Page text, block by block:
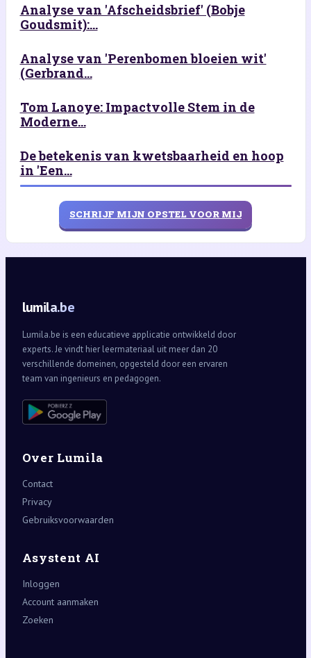
Analyse van 'Afscheidsbrief' (Bobje
Goudsmit):...
Analyse van 'Perenbomen bloeien wit'
(Gerbrand...
Tom Lanoye: Impactvolle Stem in de
Moderne...
De betekenis van kwetsbaarheid en hoop
in 'Een...
SCHRIJF MIJN OPSTEL VOOR MIJ
lumila.be
Lumila.be is een educatieve applicatie ontwikkeld door
experts. Je vindt hier leermateriaal uit meer dan 20
verschillende domeinen, opgesteld door een ervaren
team van ingenieurs en pedagogen.
Over Lumila
Contact
Privacy
Gebruiksvoorwaarden
Asystent AI
Inloggen
Account aanmaken
Zoeken